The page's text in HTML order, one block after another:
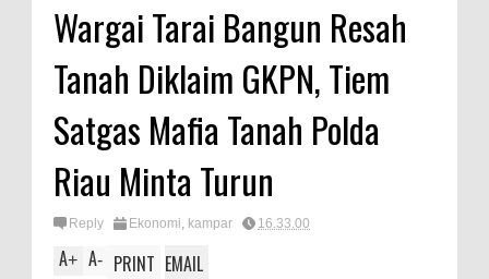
Wargai Tarai Bangun Resah
Tanah Diklaim GKPN, Tiem
Satgas Mafia Tanah Polda
Riau Minta Turun
Reply Ekonomi, kampar 16.33.00
A+ A- PRINT EMAIL